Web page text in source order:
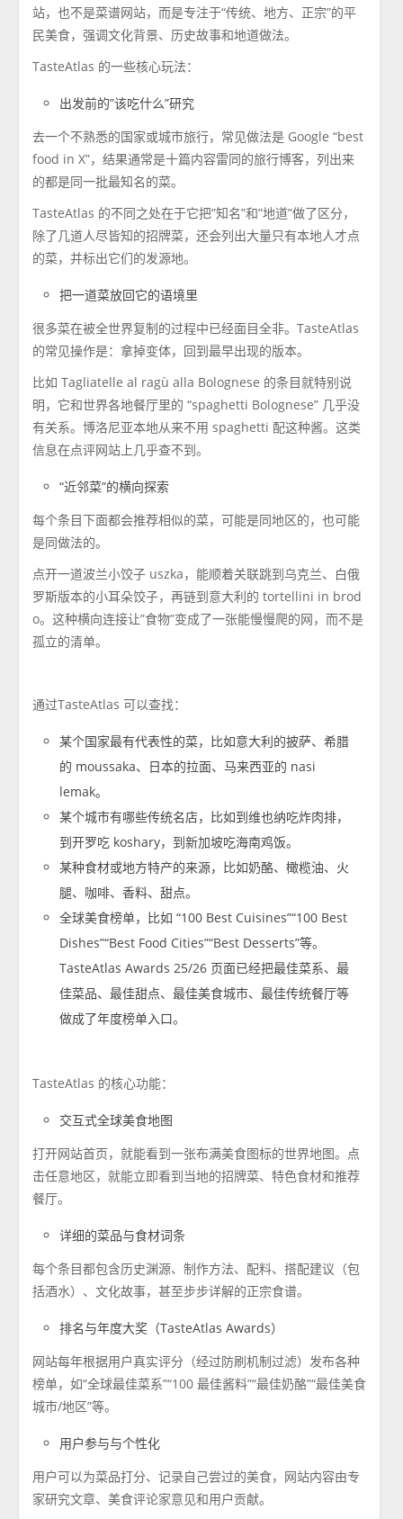
站，也不是菜谱网站，而是专注于“传统、地方、正宗”的平
民美食，强调文化背景、历史故事和地道做法。
TasteAtlas 的一些核心玩法：
出发前的”该吃什么”研究
去一个不熟悉的国家或城市旅行，常见做法是 Google “best
food in X”，结果通常是十篇内容雷同的旅行博客，列出来
的都是同一批最知名的菜。
TasteAtlas 的不同之处在于它把”知名”和”地道”做了区分，
除了几道人尽皆知的招牌菜，还会列出大量只有本地人才点
的菜，并标出它们的发源地。
把一道菜放回它的语境里
很多菜在被全世界复制的过程中已经面目全非。TasteAtlas
的常见操作是：拿掉变体，回到最早出现的版本。
比如 Tagliatelle al ragù alla Bolognese 的条目就特别说
明，它和世界各地餐厅里的 “spaghetti Bolognese” 几乎没
有关系。博洛尼亚本地从来不用 spaghetti 配这种酱。这类
信息在点评网站上几乎查不到。
“近邻菜”的横向探索
每个条目下面都会推荐相似的菜，可能是同地区的，也可能
是同做法的。
点开一道波兰小饺子 uszka，能顺着关联跳到乌克兰、白俄
罗斯版本的小耳朵饺子，再链到意大利的 tortellini in brod
o。这种横向连接让”食物”变成了一张能慢慢爬的网，而不是
孤立的清单。
通过TasteAtlas 可以查找：
某个国家最有代表性的菜，比如意大利的披萨、希腊
的 moussaka、日本的拉面、马来西亚的 nasi
lemak。
某个城市有哪些传统名店，比如到维也纳吃炸肉排，
到开罗吃 koshary，到新加坡吃海南鸡饭。
某种食材或地方特产的来源，比如奶酪、橄榄油、火
腿、咖啡、香料、甜点。
全球美食榜单，比如 “100 Best Cuisines”“100 Best
Dishes”“Best Food Cities”“Best Desserts”等。
TasteAtlas Awards 25/26 页面已经把最佳菜系、最
佳菜品、最佳甜点、最佳美食城市、最佳传统餐厅等
做成了年度榜单入口。
TasteAtlas 的核心功能：
交互式全球美食地图
打开网站首页，就能看到一张布满美食图标的世界地图。点
击任意地区，就能立即看到当地的招牌菜、特色食材和推荐
餐厅。
详细的菜品与食材词条
每个条目都包含历史渊源、制作方法、配料、搭配建议（包
括酒水）、文化故事，甚至步步详解的正宗食谱。
排名与年度大奖（TasteAtlas Awards）
网站每年根据用户真实评分（经过防刷机制过滤）发布各种
榜单，如“全球最佳菜系”“100 最佳酱料”“最佳奶酪”“最佳美食
城市/地区”等。
用户参与与个性化
用户可以为菜品打分、记录自己尝过的美食，网站内容由专
家研究文章、美食评论家意见和用户贡献。